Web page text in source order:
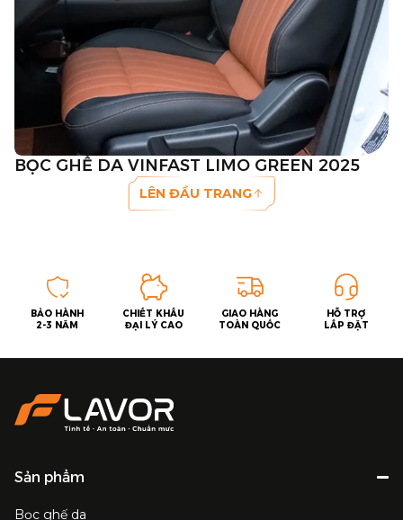
BỌC GHẾ DA VINFAST LIMO GREEN 2025
LÊN ĐẦU TRANG
BẢO HÀNH
2-3 NĂM
CHIẾT KHẤU
ĐẠI LÝ CAO
GIAO HÀNG
TOÀN QUỐC
HỖ TRỢ
LẮP ĐẶT
Sản phẩm
Bọc ghế da